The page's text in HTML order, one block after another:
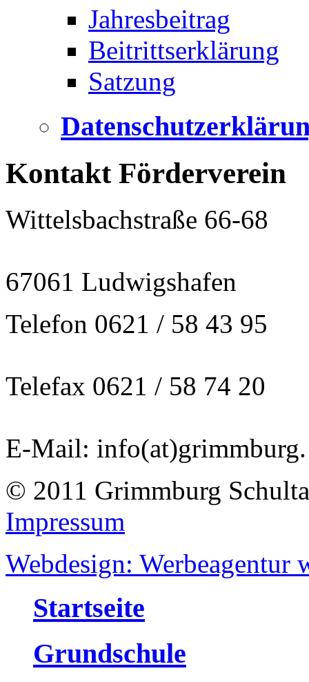
Jahresbeitrag
Beitrittserklärung
Satzung
Kontakt Förderverein
Wittelsbachstraße 66-68
67061 Ludwigshafen
Telefon 0621 / 58 43 95
Telefax 0621 / 58 74 20
E-Mail:
© 2011 Grimmburg
Impressum
Webdesign: Werbeagentur
Startseite
Grundschule